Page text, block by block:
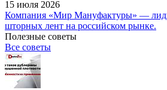
15 июля 2026
Компания «Мир Мануфактуры» —
шторных лент на российском рынке.
Полезные советы
Все советы